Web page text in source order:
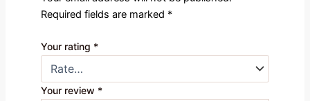
Required fields are marked *
Your rating *
Your review *